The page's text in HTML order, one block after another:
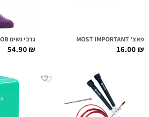
פאצ' MOST IMPORTANT
16.00₪
גרבי נשים I LOVE MY JOB
54.90₪